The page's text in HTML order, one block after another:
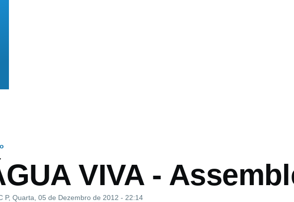
VIVA -
P, Quarta, 05 de Dezembro de 2012 - 22:14